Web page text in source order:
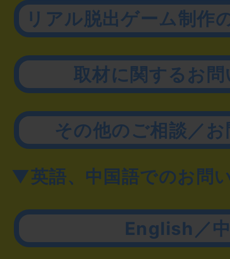
リアル脱出ゲーム制作
取材に関するお
その他のご相談／
▼英語、中国語でのお問
English／